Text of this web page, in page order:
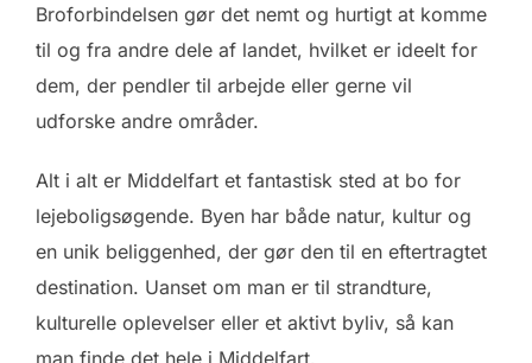
Broforbindelsen gør det nemt og hurtigt at komme
til og fra andre dele af landet, hvilket er ideelt for
dem, der pendler til arbejde eller gerne vil
udforske andre områder.
Alt i alt er Middelfart et fantastisk sted at bo for
lejeboligsøgende. Byen har både natur, kultur og
en unik beliggenhed, der gør den til en eftertragtet
destination. Uanset om man er til strandture,
kulturelle oplevelser eller et aktivt byliv, så kan